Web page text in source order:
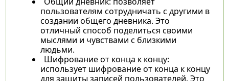
пользователям сотрудничать с другими в
создании общего дневника. Это
отличный способ поделиться своими
мыслями и чувствами с близкими
людьми.
Шифрование от конца к концу:
использует шифрование от конца к концу
для защиты записей пользователей. Это